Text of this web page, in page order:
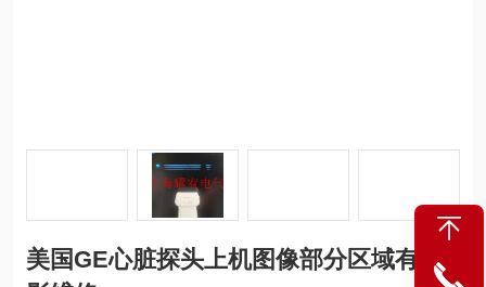
美国GE心脏探头上机图像部分区域有重